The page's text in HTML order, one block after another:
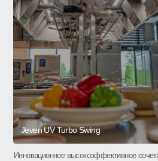
Jeven UV Turbo Swing
Инновационное высокоэффективное